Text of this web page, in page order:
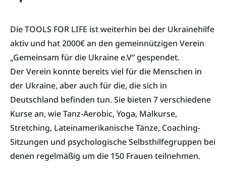
Die TOOLS FOR LIFE ist weiterhin bei der Ukrainehilfe
aktiv und hat 2000€ an den gemeinnützigen Verein
„Gemeinsam für die Ukraine e.V“ gespendet.
Der Verein konnte bereits viel für die Menschen in
der Ukraine, aber auch für die, die sich in
Deutschland befinden tun. Sie bieten 7 verschiedene
Kurse an, wie Tanz-Aerobic, Yoga, Malkurse,
Stretching, Lateinamerikanische Tänze, Coaching-
Sitzungen und psychologische Selbsthilfegruppen bei
denen regelmäßig um die 150 Frauen teilnehmen.